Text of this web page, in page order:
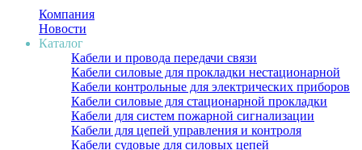
Компания
Новости
Каталог
Кабели и провода передачи связи
Кабели силовые для прокладки нестационарной
Кабели контрольные для электрических приборов
Кабели силовые для стационарной прокладки
Кабели для систем пожарной сигнализации
Кабели для цепей управления и контроля
Кабели судовые для силовых цепей